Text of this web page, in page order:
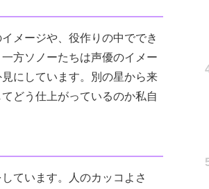
メージや、役作りの中ででき
方ソノーたちは声優のイメー
にしています。別の星から来
どう仕上がっているのか私自
ています。人のカッコよさ